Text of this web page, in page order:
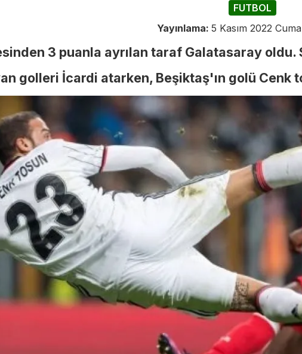
FUTBOL
Yayınlama: 5 Kasım 2022
3 puanla ayrılan taraf Galatasaray oldu.
golleri İcardi atarken, Beşiktaş'ın golü Cenk